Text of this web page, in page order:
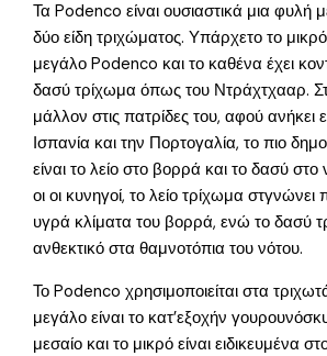
Τα Podenco είναι ουσιαστικά μια φυλή
δύο είδη τριχώματος. Υπάρχετο το
μεγάλο Podenco και το καθένα έχει
δασύ τρίχωμα όπως του Ντράχτχααρ.
μάλλον στις πατρίδες του, αφού ανήκει
Ισπανία και την Πορτογαλία, το πιο
είναι το λείο στο βορρά και το δασύ
οι οι κυνηγοί, το λείο τρίχωμα στγνώνει
υγρά κλίματα του βορρά, ενώ το δασύ
ανθεκτικό στα θαμνοτόπια του νότου.
Το Podenco χρησιμοποιείται στα
μεγάλο είναι το κατ’εξοχήν
μεσαίο και το μικρό είναι ειδικευμένα